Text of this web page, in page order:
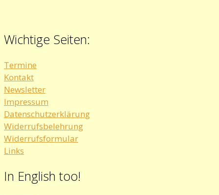
Wichtige Seiten:
Termine
Kontakt
Newsletter
Impressum
Datenschutzerklärung
Widerrufsbelehrung
Widerrufsformular
Links
In English too!